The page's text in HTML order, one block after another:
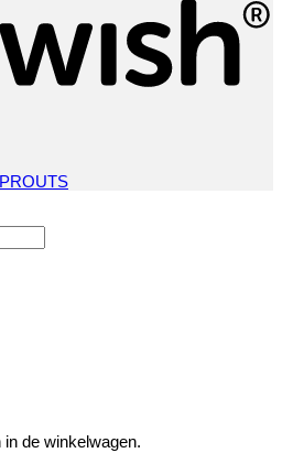
de winkelwagen.